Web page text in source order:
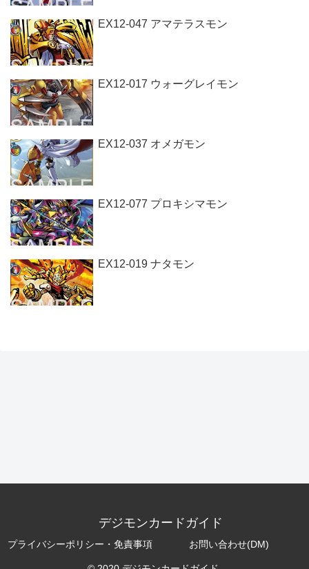
EX12-047 アマテラスモン
EX12-017 ウォーグレイモン
EX12-037 オメガモン
EX12-077 プロキシマモン
EX12-019 ナタモン
デジモンカードガイド
プライバシーポリシー・免責事項 お問い合わせ(DM)